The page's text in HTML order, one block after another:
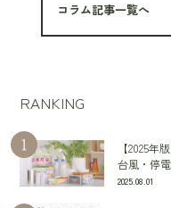
コラム記事一覧へ
RANKING
【2025年
台風・停
2025.08.01